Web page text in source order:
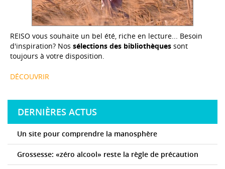
REISO vous souhaite un bel été, riche en lecture... Besoin
d'inspiration? Nos sélections des bibliothèques sont
toujours à votre disposition.
DÉCOUVRIR
DERNIÈRES ACTUS
Un site pour comprendre la manosphère
Grossesse: «zéro alcool» reste la règle de précaution